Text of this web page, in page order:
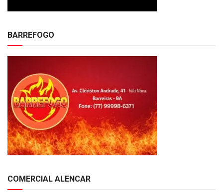
BARREFOGO
COMERCIAL ALENCAR